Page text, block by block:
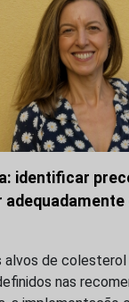
identificar
alvos de
nas